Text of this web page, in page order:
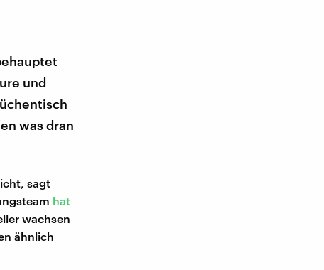
und
was dran
sagt
hat
wachsen
ähnlich